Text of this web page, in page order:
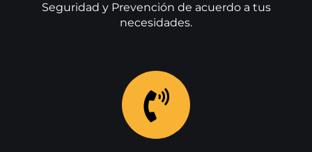
Seguridad y Prevención de acuerdo a tus
necesidades.